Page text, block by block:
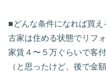
■どんな条件になれば買え
古家は住める状態でリフ
家賃４〜５万ぐらいで客
（と思ったけど、後で金